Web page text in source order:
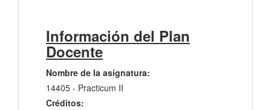
Información del Plan
Docente
Nombre de la asignatura:
14405 - Practicum II
Créditos: